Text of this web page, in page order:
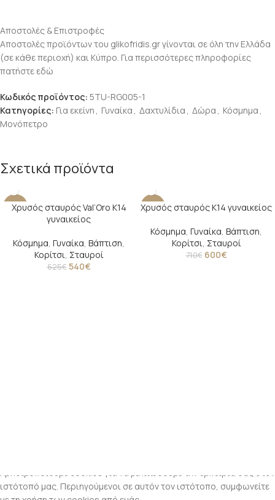
Αποστολές & Επιστροφές
Αποστολές προϊόντων του glikofridis.gr γίνονται σε όλη την Ελλάδα
(σε κάθε περιοχή) και Κύπρο. Για περισσότερες πληροφορίες
πατήστε εδώ
Κωδικός προϊόντος: 5TU-RG005-1
Κατηγορίες: Για εκείνη , Γυναίκα , Δαχτυλίδια , Δώρα , Κόσμημα ,
Μονόπετρο
Σχετικά προϊόντα
-14%
Χρυσός σταυρός Val’Oro Κ14
γυναικείος
Κόσμημα, Γυναίκα, Βάπτιση,
Κορίτσι, Σταυροί
625€ 540€
-15%
Χρυσός σταυρός Κ14 γυναικείος
Κόσμημα, Γυναίκα, Βάπτιση,
Κορίτσι, Σταυροί
710€ 600€
Χρησιμοποιούμε cookies για να βελτιώσουμε την εμπειρία σας στον
ιστότοπό μας. Περιηγούμενοι σε αυτόν τον ιστότοπο, συμφωνείτε